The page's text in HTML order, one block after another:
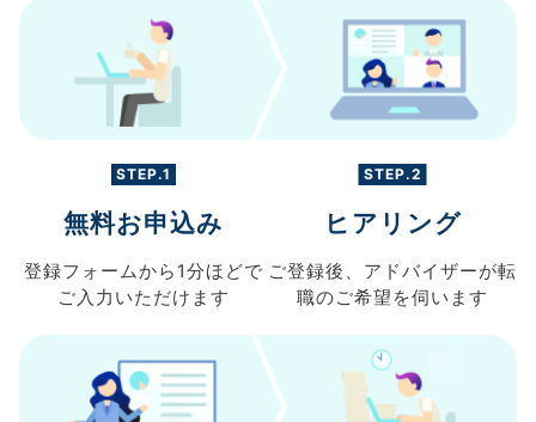
STEP.1
無料お申込み
登録フォームから 1分ほどで
ご入力 いただけます
STEP.2
ヒアリング
ご登録後、 アドバイザーが転
職のご希望を伺います